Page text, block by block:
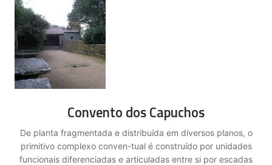
Convento dos Capuchos
De planta fragmentada e distribuída em diversos planos, o
primitivo complexo conven-tual é construído por unidades
funcionais diferenciadas e articuladas entre si por escadas